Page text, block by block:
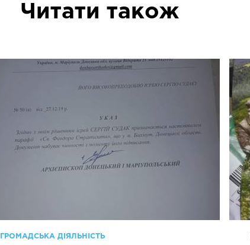
Читати також
ГРОМАДСЬКА ДІЯЛЬНІСТЬ